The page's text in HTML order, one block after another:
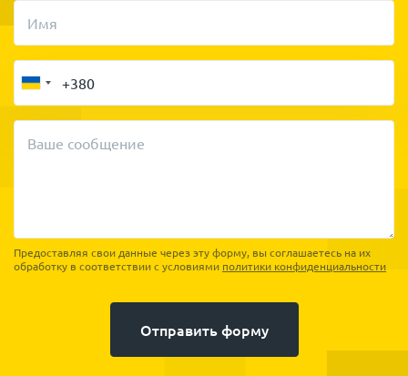
Имя
Ваше сообщение
Предоставляя свои данные через эту форму, вы соглашаетесь на их
обработку в соответствии с условиями политики конфиденциальности
Отправить форму